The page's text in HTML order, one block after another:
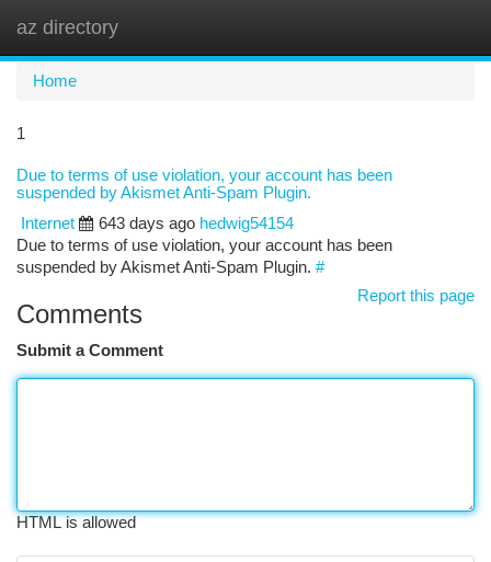
az directory
Home
1
Due to terms of use violation, your account has been
suspended by Akismet Anti-Spam Plugin.
Internet
643 days ago hedwig54154
Due to terms of use violation, your account has been
suspended by Akismet Anti-Spam Plugin. #
Report this page
Comments
Submit a Comment
HTML is allowed